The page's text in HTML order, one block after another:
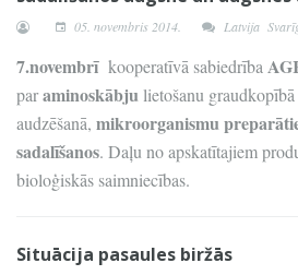
05. novembris 2014. Latvija
7.novembrīkooperatīvā sabiedrība
paraminoskābjulietošanu
audzēšanā, mikroorganismu
sadalīšanos. Daļu no apskatītajiem
bioloģiskās saimniecības.
Situācija pasaules biržās